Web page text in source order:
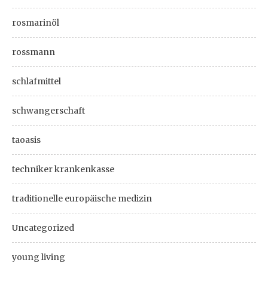
rosmarinöl
rossmann
schlafmittel
schwangerschaft
taoasis
techniker krankenkasse
traditionelle europäische medizin
Uncategorized
young living